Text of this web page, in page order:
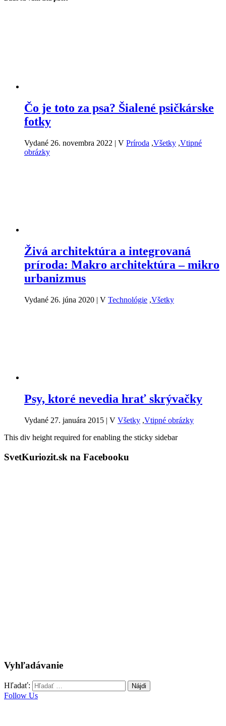
Čo je toto za psa? Šialené psičkárske
fotky
Vydané 26. novembra 2022 | V Príroda ,Všetky ,Vtipné
obrázky
Živá architektúra a integrovaná
príroda: Makro architektúra – mikro
urbanizmus
Vydané 26. júna 2020 | V Technológie ,Všetky
Psy, ktoré nevedia hrať skrývačky
Vydané 27. januára 2015 | V Všetky ,Vtipné obrázky
This div height required for enabling the sticky sidebar
SvetKuriozit.sk na Facebooku
Vyhľadávanie
Hľadať:
Follow Us